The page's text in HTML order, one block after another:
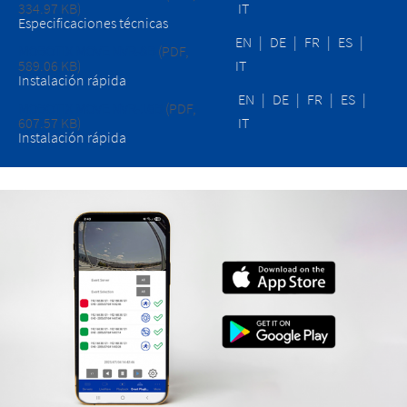
334.97 KB)
Especificaciones técnicas
IT
(PDF,
589.06 KB)
Instalación rápida
EN | DE | FR | ES |
IT
(PDF,
607.57 KB)
Instalación rápida
EN | DE | FR | ES |
IT